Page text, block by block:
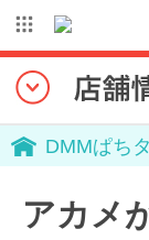
DMMぱち
アカメ